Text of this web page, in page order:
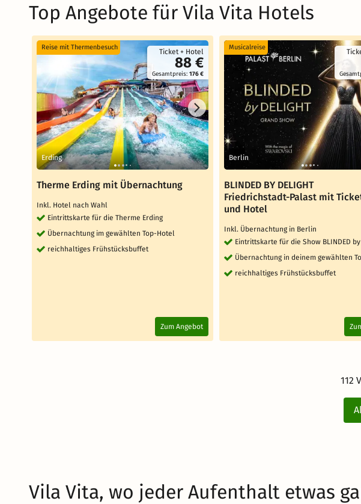
Top Angebote für Vila Vita Hotels
Ticket + Hotel
88 €
Gesamtpreis: 176 €
Reise mit Thermenbesuch
Erding
Therme Erding mit Übernachtung
Inkl. Hotel nach Wahl
Eintrittskarte für die Therme Erding
Übernachtung im gewählten Top-Hotel
reichhaltiges Frühstücksbuffet
Zum Angebot
Musicalreise
Berlin
BLINDED BY DELIGHT
Friedrichstadt-Palast mit
und Hotel
Inkl. Übernachtung in Berlin
Eintrittskarte für die Show BLINDED by
Übernachtung in deinem gewählten
reichhaltiges Frühstücksbuffet
112
Vila Vita, wo jeder Aufenthalt etwas